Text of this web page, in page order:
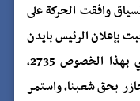
وافقت الحركة على
في 6 مايو/أيار 2024م ورحبت بإعلان الرئيس بايدن
31/5/2024م وبقرار مجلس الأمن الدولي بهذا الخصوص 2735،
بحق شعبنا، واستمر